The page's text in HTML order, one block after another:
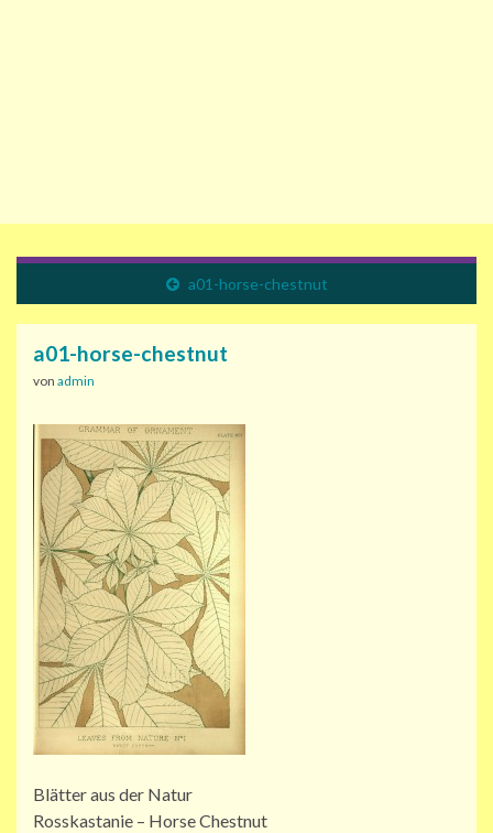
a01-horse-chestnut
a01-horse-chestnut
von admin
Blätter aus der Natur
Rosskastanie – Horse Chestnut